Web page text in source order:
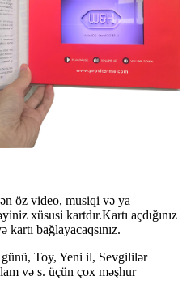
öz video, musiqi və ya
xüsusi kartdır.Kartı açdığınız
bağlayacaqsınız.
Toy, Yeni il, Sevgililər
və s. üçün çox məşhur